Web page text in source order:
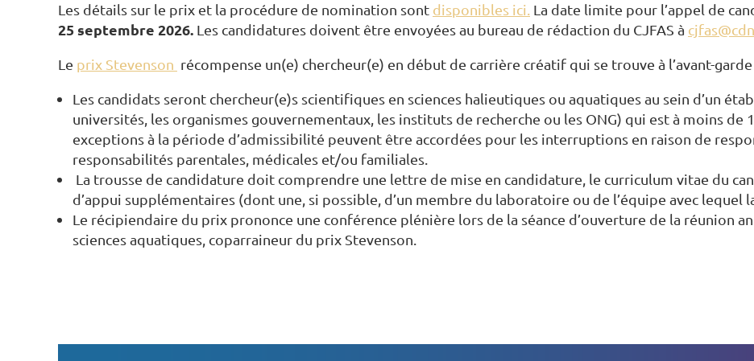
Les détails sur le prix et la procédure de nomination sont disponibles ici. La date limite pour l’appel de
25 septembre 2026. Les candidatures doivent être envoyées au bureau de rédaction du CJFAS à
Le prix Stevenson récompense un(e) chercheur(e) en début de carrière créatif qui se trouve à l’avant-
Les candidats seront chercheur(e)s scientifiques en sciences halieutiques ou aquatiques au sein d’un
universités, les organismes gouvernementaux, les instituts de recherche ou les ONG) qui est à moins de
exceptions à la période d’admissibilité peuvent être accordées pour les interruptions en raison de
responsabilités parentales, médicales et/ou familiales.
La trousse de candidature doit comprendre une lettre de mise en candidature, le curriculum vitae du
d’appui supplémentaires (dont une, si possible, d’un membre du laboratoire ou de l’équipe avec lequel
Le récipiendaire du prix prononce une conférence plénière lors de la séance d’ouverture de la réunion
sciences aquatiques, coparraineur du prix Stevenson.